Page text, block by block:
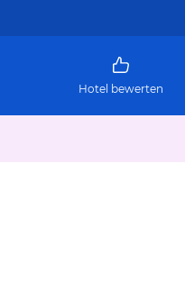
Hotel bewerten